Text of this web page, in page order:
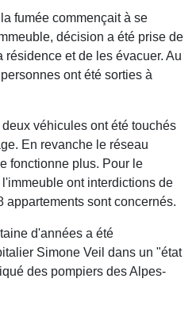
fumée commençait à se
décision a été prise de
et de les évacuer. Au
ont été sorties à
véhicules ont été touchés
En revanche le réseau
fonctionne plus. Pour le
ont interdictions de
appartements sont concernés.
d'années a été
Simone Veil dans un "état
des pompiers des Alpes-